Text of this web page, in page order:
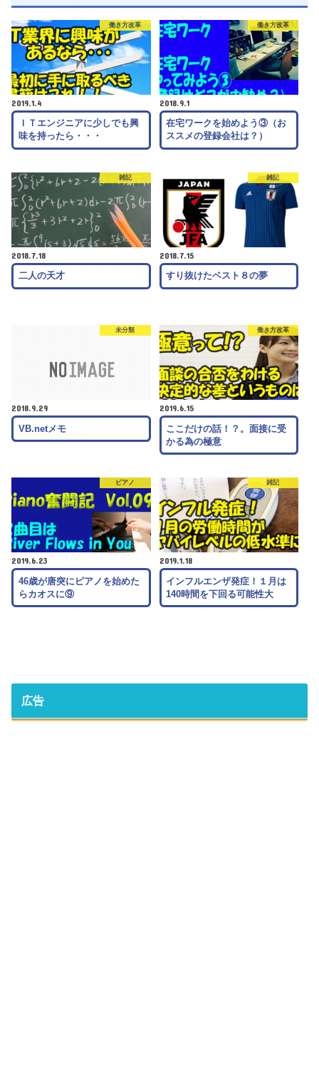
働き方改革
2019.1.4
ＩＴエンジニアに少しでも興
味を持ったら・・・
働き方改革
2018.9.1
在宅ワークを始めよう③（お
ススメの登録会社は？）
雑記
2018.7.18
二人の天才
雑記
2018.7.15
すり抜けたベスト８の夢
未分類
2018.9.29
VB.netメモ
働き方改革
2019.6.15
ここだけの話！？。面接に受
かる為の極意
ピアノ
2019.6.23
46歳が唐突にピアノを始めた
らカオスに⑨
雑記
2019.1.18
インフルエンザ発症！１月は
140時間を下回る可能性大
広告